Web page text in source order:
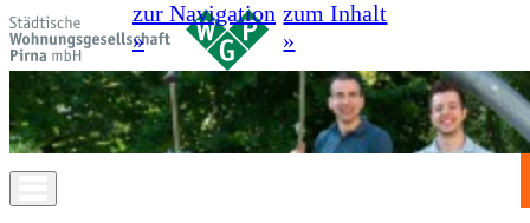
zur Navigation
»
zum Inhalt
»